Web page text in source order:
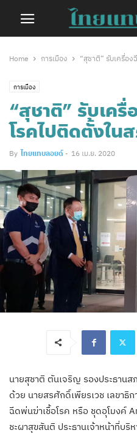
Home การเมือง “สุชาติ” รับเครื่อง
การเมือง
“สุชาติ” รับเค
โรคไปติดตั้งใน
By ไทยแทบลอยด์ - 16 เม.ย. 2020
นายสุชาติ ตันเจริญ รองประธาน
ด้วย นายสรศักดิ์เพียรเวช เลขาธิ
ฉีดพ่นฆ่าเชื้อโรค หรือ ชุดอุโมงค์
ชะผาสุขสันติ ประธานเจ้าหน้าที่บริ